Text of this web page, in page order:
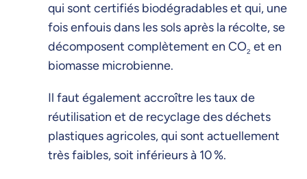
qui sont certifiés biodégradables et qui, une
fois enfouis dans les sols après la récolte, se
décomposent complètement en CO2 et en
biomasse microbienne.
Il faut également accroître les taux de
réutilisation et de recyclage des déchets
plastiques agricoles, qui sont actuellement
très faibles, soit inférieurs à 10 %.